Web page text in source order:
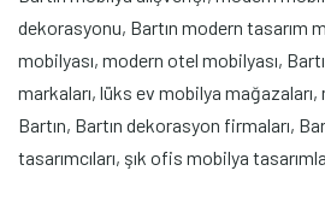
dekorasyonu, Bartın modern tasarım
mobilyası, modern otel mobilyası,
markaları, lüks ev mobilya mağazaları,
Bartın, Bartın dekorasyon firmaları,
tasarımcıları, şık ofis mobilya